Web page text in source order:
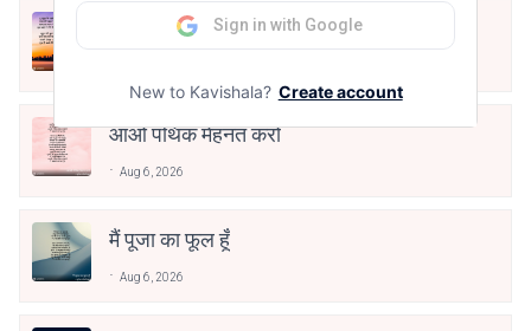
क्या देव छोड़ शैतान मनाऊँ
आओ पथिक मेहनत करो
Aug 6, 2026
मैं पूजा का फूल हूँ
Aug 6, 2026
Sign in with Google
New to Kavishala? Create account